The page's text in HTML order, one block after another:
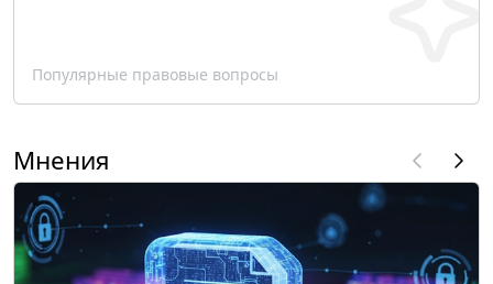
Популярные правовые вопросы
Мнения